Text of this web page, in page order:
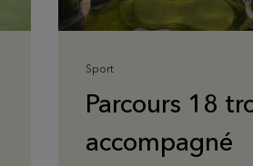
Sport
Parcours 18
accompagné